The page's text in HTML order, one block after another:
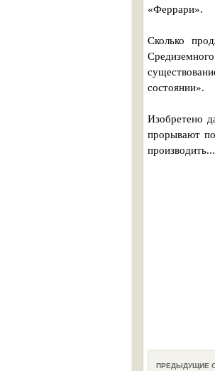
«Феррари».
Сколько
состоянии».
Изобретено
прорывают
ПРЕДЫДУЩИЕ